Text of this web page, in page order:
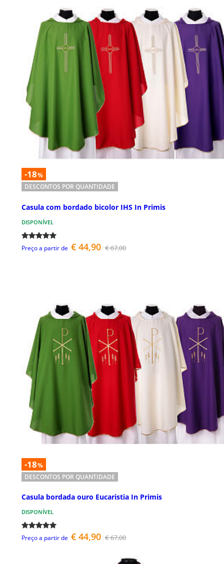
-18%
DESCONTOS POR QUANTIDADE
Casula com bordado bicolor IHS In Primis
DISPONÍVEL
Preço a partir de € 44,90 € 67,00
-18%
DESCONTOS POR QUANTIDADE
Casula bordada ouro Eucaristia In Primis
DISPONÍVEL
Preço a partir de € 44,90 € 67,00